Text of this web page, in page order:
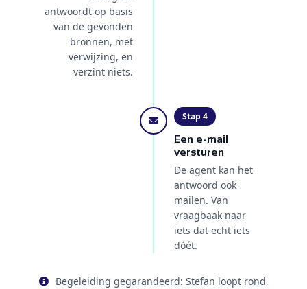
antwoordt op basis
van de gevonden
bronnen, met
verwijzing, en
verzint niets.
Stap 4
Een e-mail
versturen
De agent kan het
antwoord ook
mailen. Van
vraagbaak naar
iets dat echt iets
dóét.
Begeleiding gegarandeerd: Stefan loopt rond,